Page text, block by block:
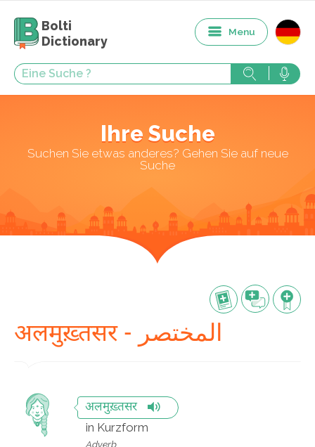
Bolti
Dictionary
Menu
Ihre Suche
Suchen Sie etwas anderes? Gehen Sie auf neue
Suche
अलमुख़्तसर - المختصر
अलमुख़्तसर
in Kurzform
Adverb